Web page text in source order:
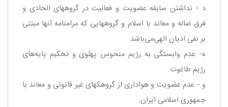
‌د - نداشتن سابقه عضویت و فعالیت در گروههای الحادی و
فرق ضاله و معاند با اسلام و گروههایی كه مرامنامه آنها مبتنی
بر نفی ادیان الهی‌می‌باشد.
ه- عدم وابستگی به رژیم منحوس پهلوی و تحكیم پایه‌های
رژیم طاغوت.
‌و - عدم عضویت و هواداری از گروهكهای غیر قانونی و معاند با
جمهوری اسلامی ایران.